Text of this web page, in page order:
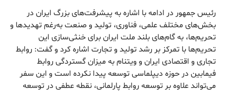
رئیس جمهور در ادامه با اشاره به پیشرفت‌های بزرگ ایران در
بخش‌های مختلف علمی، فناوری، تولید و صنعت به‌رغم تهدیدها و
تحریم‌ها، به گام‌های بلند ملت ایران برای خنثی‌سازی این
تحریم‌ها با تمرکز بر رشد تولید و تجارت اشاره کرد و گفت: روابط
تجاری و اقتصادی ایران و ویتنام به میزان گستردگی روابط
فیمابین در حوزه دیپلماسی توسعه پیدا نکرده است و این سفر
می‌تواند علاوه بر توسعه روابط پارلمانی، نقطه عطفی در توسعه